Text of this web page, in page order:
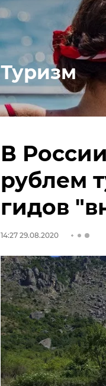
Туризм
В
рублем
гидов
14:27 29.08.2020